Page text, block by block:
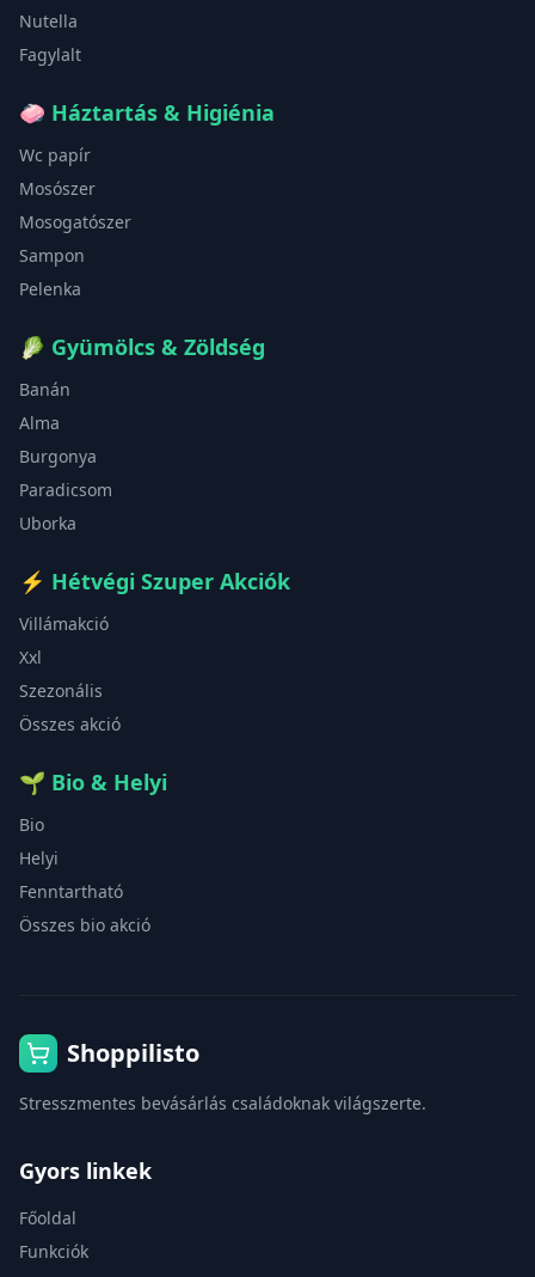
Nutella
Fagylalt
🧼 Háztartás & Higiénia
Wc papír
Mosószer
Mosogatószer
Sampon
Pelenka
🥬 Gyümölcs & Zöldség
Banán
Alma
Burgonya
Paradicsom
Uborka
⚡ Hétvégi Szuper Akciók
Villámakció
Xxl
Szezonális
Összes akció
🌱 Bio & Helyi
Bio
Helyi
Fenntartható
Összes bio akció
Shoppilisto
Stresszmentes bevásárlás családoknak világszerte.
Gyors linkek
Főoldal
Funkciók